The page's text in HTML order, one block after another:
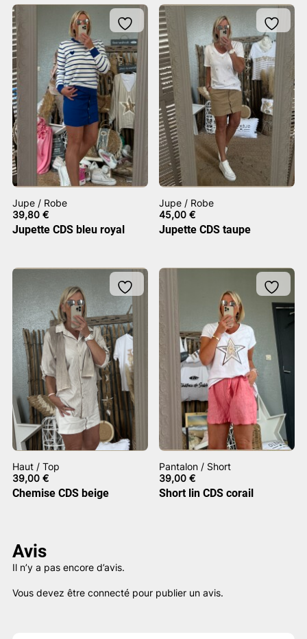
Jupe / Robe
39,80 €
Jupette CDS bleu royal
Jupe / Robe
45,00€
Jupette CDS taupe
Haut / Top
39,00 €
Chemise CDS beige
Pantalon / Short
39,00€
Short lin CDS corail
Avis
Il n’y a pas encore d’avis.
Vous devez être connecté pour publier un avis.